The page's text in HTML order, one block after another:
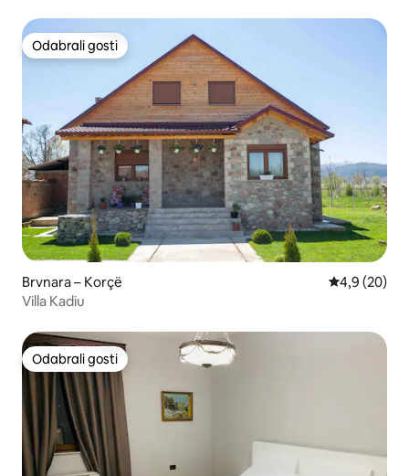
Odabrali gosti
Odabrali gosti
Brvnara – Korçë Prosječna
4,9 (20)
Villa Kadiu
Odabrali gosti
Odabrali gosti